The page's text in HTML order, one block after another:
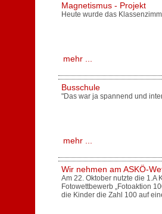
Magnetismus - Projekt
Heute wurde das
mehr ...
Busschule
"Das war ja spannend und
mehr ...
Wir nehmen am ASKÖ-
Am 22. Oktober nutzte die 1.A
Fotowettbewerb „Fotoaktion
die Kinder die Zahl 100 auf